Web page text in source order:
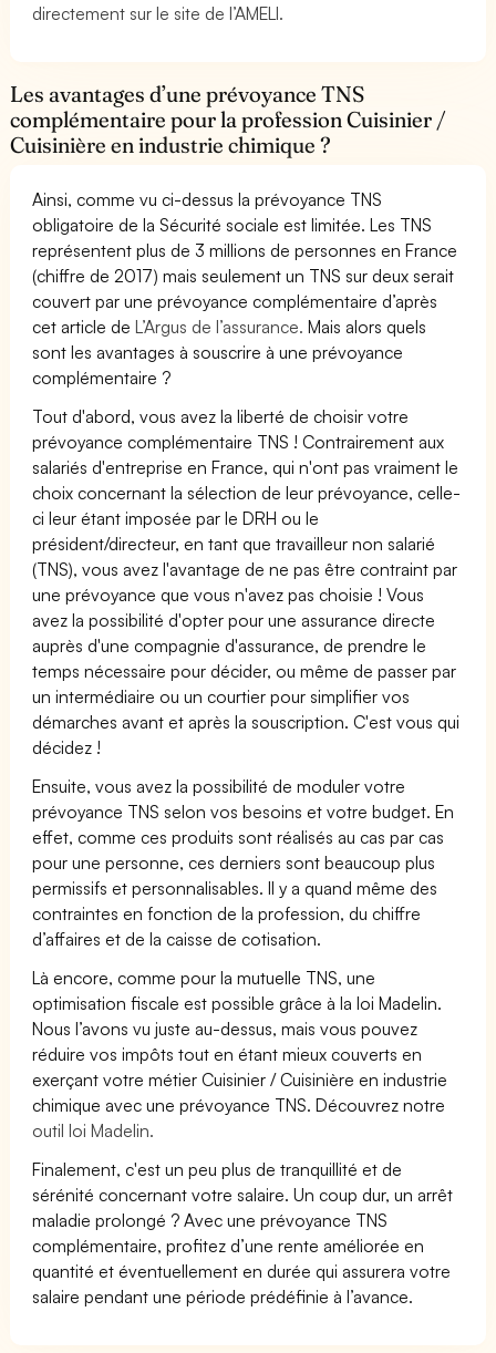
directement sur le site de l’AMELI.
Les avantages d’une prévoyance TNS
complémentaire pour la profession Cuisinier /
Cuisinière en industrie chimique ?
Ainsi, comme vu ci-dessus la prévoyance TNS
obligatoire de la Sécurité sociale est limitée. Les TNS
représentent plus de 3 millions de personnes en France
(chiffre de 2017) mais seulement un TNS sur deux serait
couvert par une prévoyance complémentaire d’après
cet article deL’Argus de l’assurance. Mais alors quels
sont les avantages à souscrire à une prévoyance
complémentaire ?
Tout d'abord, vous avez la liberté de choisir votre
prévoyance complémentaire TNS ! Contrairement aux
salariés d'entreprise en France, qui n'ont pas vraiment le
choix concernant la sélection de leur prévoyance, celle-
ci leur étant imposée par le DRH ou le
président/directeur, en tant que travailleur non salarié
(TNS), vous avez l'avantage de ne pas être contraint par
une prévoyance que vous n'avez pas choisie ! Vous
avez la possibilité d'opter pour une assurance directe
auprès d'une compagnie d'assurance, de prendre le
temps nécessaire pour décider, ou même de passer par
un intermédiaire ou un courtier pour simplifier vos
démarches avant et après la souscription. C'est vous qui
décidez !
Ensuite, vous avez la possibilité de moduler votre
prévoyance TNS selon vos besoins et votre budget. En
effet, comme ces produits sont réalisés au cas par cas
pour une personne, ces derniers sont beaucoup plus
permissifs et personnalisables. Il y a quand même des
contraintes en fonction de la profession, du chiffre
d’affaires et de la caisse de cotisation.
Là encore, comme pour la mutuelle TNS, une
optimisation fiscale est possible grâce à la loi Madelin.
Nous l’avons vu juste au-dessus, mais vous pouvez
réduire vos impôts tout en étant mieux couverts en
exerçant votre métier Cuisinier / Cuisinière en industrie
chimique avec une prévoyance TNS. Découvrez notre
outil loi Madelin.
Finalement, c'est un peu plus de tranquillité et de
sérénité concernant votre salaire. Un coup dur, un arrêt
maladie prolongé ? Avec une prévoyance TNS
complémentaire, profitez d’une rente améliorée en
quantité et éventuellement en durée qui assurera votre
salaire pendant une période prédéfinie à l’avance.